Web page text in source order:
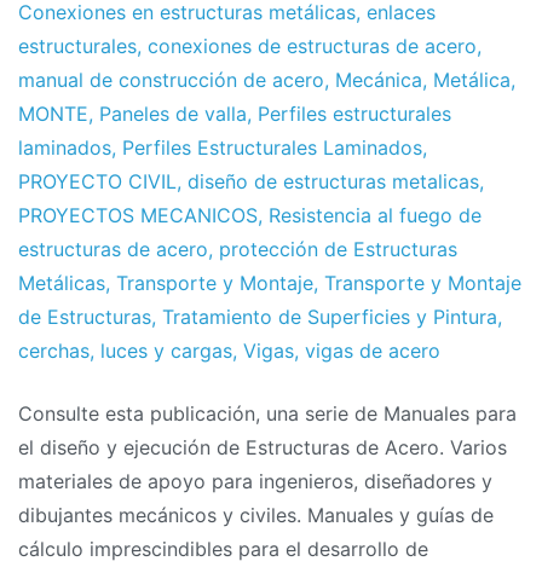
Conexiones en estructuras metálicas, enlaces
estructurales, conexiones de estructuras de acero,
manual de construcción de acero, Mecánica, Metálica,
MONTE, Paneles de valla, Perfiles estructurales
laminados, Perfiles Estructurales Laminados,
PROYECTO CIVIL, diseño de estructuras metalicas,
PROYECTOS MECANICOS, Resistencia al fuego de
estructuras de acero, protección de Estructuras
Metálicas, Transporte y Montaje, Transporte y Montaje
de Estructuras, Tratamiento de Superficies y Pintura,
cerchas, luces y cargas, Vigas, vigas de acero
Consulte esta publicación, una serie de Manuales para
el diseño y ejecución de Estructuras de Acero. Varios
materiales de apoyo para ingenieros, diseñadores y
dibujantes mecánicos y civiles. Manuales y guías de
cálculo imprescindibles para el desarrollo de